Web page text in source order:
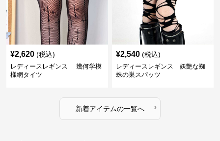
¥2,620 (税込)
レディースレギンス 幾何学模
様網タイツ
¥2,540 (税込)
レディースレギンス 妖艶な蜘
蛛の巣スパッツ
新着アイテムの一覧へ ›